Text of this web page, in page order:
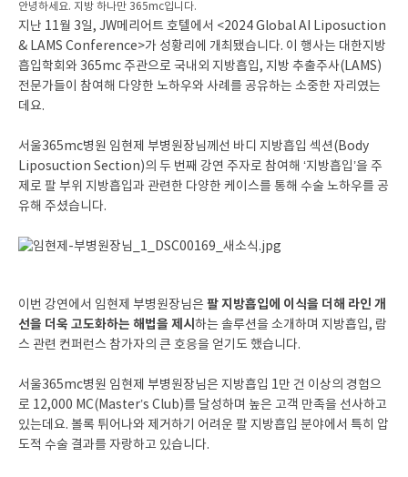
안녕하세요. 지방 하나만 365mc입니다.
지난 11월 3일, JW메리어트 호텔에서 <2024 Global AI Liposuction
& LAMS Conference>가 성황리에 개최됐습니다. 이 행사는 대한지방
흡입학회와 365mc 주관으로 국내외 지방흡입, 지방 추출주사(LAMS)
전문가들이 참여해 다양한 노하우와 사례를 공유하는 소중한 자리였는
데요.
서울365mc병원 임현제 부병원장님께선 바디 지방흡입 섹션(Body
Liposuction Section)의 두 번째 강연 주자로 참여해 ‘지방흡입’을 주
제로 팔 부위 지방흡입과 관련한 다양한 케이스를 통해 수술 노하우를 공
유해 주셨습니다.
이번 강연에서 임현제 부병원장님은 팔 지방흡입에 이식을 더해 라인 개
선을 더욱 고도화하는 해법을 제시 하는 솔루션을 소개하며 지방흡입, 람
스 관련 컨퍼런스 참가자의 큰 호응을 얻기도 했습니다.
서울365mc병원 임현제 부병원장님은 지방흡입 1만 건 이상의 경험으
로 12,000 MC(Master’s Club)를 달성하며 높은 고객 만족을 선사하고
있는데요. 볼록 튀어나와 제거하기 어려운 팔 지방흡입 분야에서 특히 압
도적 수술 결과를 자랑하고 있습니다.